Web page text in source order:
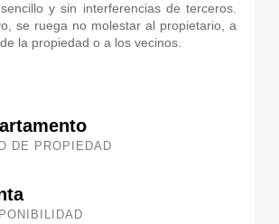
y sin interferencias de terceros.
se ruega no molestar al propietario, a
la propiedad o a los vecinos.
DE PROPIEDAD